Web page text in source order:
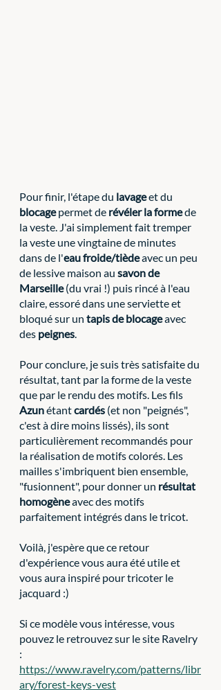
Pour finir, l'étape du lavage et du
blocage permet de révéler la forme de
la veste. J'ai simplement fait tremper
la veste une vingtaine de minutes
dans de l'eau froide/tiède avec un peu
de lessive maison au savon de
Marseille (du vrai !) puis rincé à l'eau
claire, essoré dans une serviette et
bloqué sur un tapis de blocage avec
des peignes
Pour conclure, je suis très satisfaite du
résultat, tant par la forme de la veste
que par le rendu des motifs. Les fils
Azun étant cardés (et non "peignés",
c'est à dire moins lissés), ils sont
particulièrement recommandés pour
la réalisation de motifs colorés. Les
mailles s'imbriquent bien ensemble,
"fusionnent", pour donner un résultat
homogène avec des motifs
parfaitement intégrés dans le tricot.
Voilà, j'espère que ce retour
d'expérience vous aura été utile et
vous aura inspiré pour tricoter le
jacquard :)
Si ce modèle vous intéresse, vous
pouvez le retrouvez sur le site Ravelry
:
https://www.ravelry.com/patterns/libr
ary/forest-keys-vest